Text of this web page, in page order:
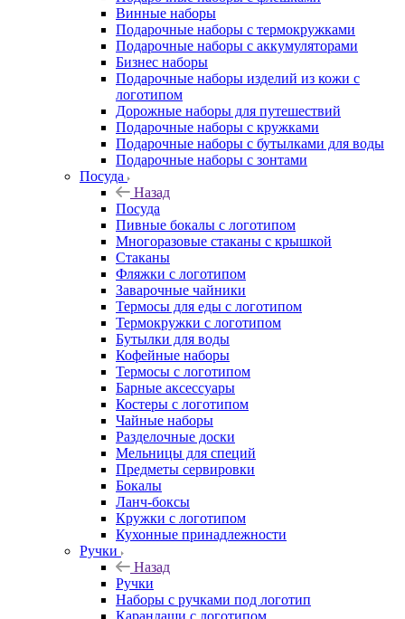
Винные наборы
Подарочные наборы с термокружками
Подарочные наборы с аккумуляторами
Бизнес наборы
Подарочные наборы изделий из кожи с
логотипом
Дорожные наборы для путешествий
Подарочные наборы с кружками
Подарочные наборы с бутылками для воды
Подарочные наборы с зонтами
Посуда
Назад
Посуда
Пивные бокалы с логотипом
Многоразовые стаканы с крышкой
Стаканы
Фляжки с логотипом
Заварочные чайники
Термосы для еды с логотипом
Термокружки с логотипом
Бутылки для воды
Кофейные наборы
Термосы с логотипом
Барные аксессуары
Костеры с логотипом
Чайные наборы
Разделочные доски
Мельницы для специй
Предметы сервировки
Бокалы
Ланч-боксы
Кружки с логотипом
Кухонные принадлежности
Ручки
Назад
Ручки
Наборы с ручками под логотип
Карандаши с логотипом